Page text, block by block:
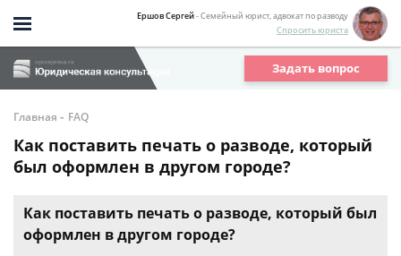
Ершов Сергей- Семейный юрист, адвокат по разводу
Спросить юриста
Задать вопрос
Главная - FAQ
Как поставить печать о разводе, который
был оформлен в другом городе?
Как поставить печать о разводе, который был
оформлен в другом городе?